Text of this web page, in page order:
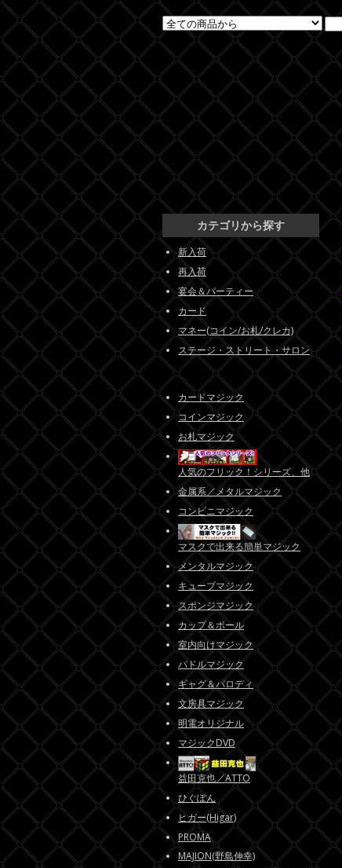
カテゴリから探す
新入荷
再入荷
宴会＆パーティー
カード
マネー(コイン/お札/クレカ)
ステージ・ストリート・サロン
カードマジック
コインマジック
お札マジック
人気のフリック！シリーズ、他
金属系／メタルマジック
コンビニマジック
マスクで出来る簡単マジック
メンタルマジック
キューブマジック
スポンジマジック
カップ＆ボール
室内向けマジック
パドルマジック
ギャグ＆パロディ
文房具マジック
明電オリジナル
マジックDVD
益田克也／ATTO
ひぐぽん
ヒガー(Higar)
PROMA
MAJION(野島伸幸)